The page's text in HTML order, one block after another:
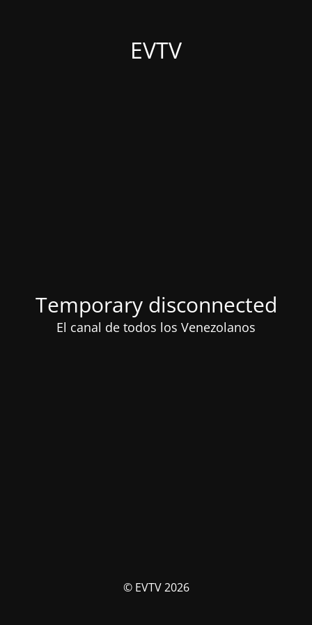
EVTV
Temporary disconnected
El canal de todos los Venezolanos
© EVTV 2026